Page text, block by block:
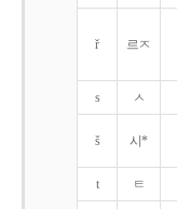
ř 르ㅈ
s ㅅ
š 시*
t ㅌ